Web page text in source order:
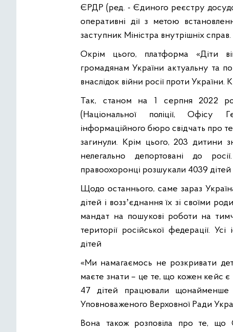
ЄРДР (ред. - Єдиного реєстру
оперативні дії з метою
заступник Міністра внутрішніх справ.
Окрім цього, платформа «Діти
громадянам України актуальну та
внаслідок війни росії проти
Так, станом на 1 серпня 2022
(Національної поліції, Офісу
інформаційного бюро свідчать про
загинули. Крім цього, 203 дитини
нелегально депортовані до
правоохоронці розшукали 4039 дітей
Щодо останнього, саме зараз
дітей і воззʼєднання їх зі своїми
мандат на пошукові роботи на
території російської федерації.
дітей
«Ми намагаємось не розкривати
маєте знати – це те, що кожен кейс є
47 дітей працювали щонайменше
Уповноваженого Верховної Ради
Вона також розповіла про те, що